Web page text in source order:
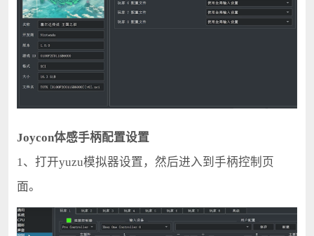
Joycon体感手柄配置设置
1、打开yuzu模拟器设置，然后进入到手柄控制页
面。